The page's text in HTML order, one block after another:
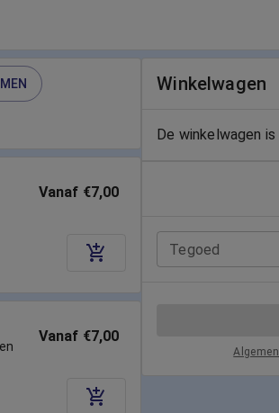
Vanaf €7,00
Vanaf €7,00
Winkelwagen
De winkelwagen
Tegoed